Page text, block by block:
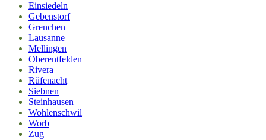
Einsiedeln
Gebenstorf
Grenchen
Lausanne
Mellingen
Oberentfelden
Rivera
Rüfenacht
Siebnen
Steinhausen
Wohlenschwil
Worb
Zug